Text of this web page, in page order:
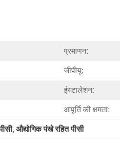
प्रमाणन:
जीपीयू:
इंस्टालेशन:
आपूर्ति की क्षमता:
, औद्योगिक पंखे रहित पीसी